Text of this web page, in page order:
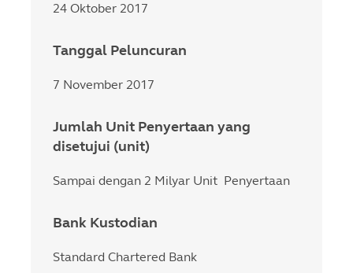
24 Oktober 2017
Tanggal Peluncuran
7 November 2017
Jumlah Unit Penyertaan yang
disetujui (unit)
Sampai dengan 2 Milyar Unit Penyertaan
Bank Kustodian
Standard Chartered Bank